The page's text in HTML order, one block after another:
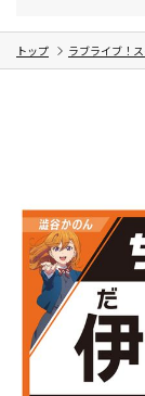
トップ ラブライブ！